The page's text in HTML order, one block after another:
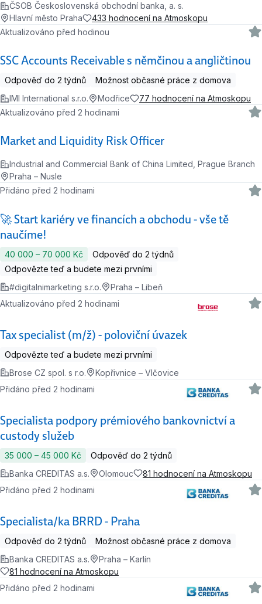
ČSOB Československá obchodní banka, a. s.
Hlavní město Praha
433 hodnocení na Atmoskopu
SSC Accounts Receivable s němčinou a angličtinou
Aktualizováno před hodinou
Odpověď do 2 týdnů
Možnost občasné práce z domova
IMI International s.r.o.
Modřice 77 hodnocení na Atmoskopu
Market and Liquidity Risk Officer
Aktualizováno před 2 hodinami
Industrial and Commercial Bank of China Limited, Prague Branch
Praha – Nusle
🚀 Start kariéry ve financích a obchodu - vše tě
naučíme!
Přidáno před 2 hodinami
40 000 ‍–‍ 70 000 Kč
Odpověď do 2 týdnů
Odpovězte teď a budete mezi prvními
#digitalnimarketing s.r.o.
Praha – Libeň
Tax specialist (m/ž) - poloviční úvazek
Aktualizováno před 2 hodinami
Odpovězte teď a budete mezi prvními
Brose CZ spol. s r.o.
Kopřivnice – Vlčovice
Specialista podpory prémiového bankovnictví a
custody služeb
Přidáno před 2 hodinami
35 000 ‍–‍ 45 000 Kč
Odpověď do 2 týdnů
Banka CREDITAS a.s.
Olomouc 81 hodnocení na Atmoskopu
Specialista/ka BRRD - Praha
Přidáno před 2 hodinami
Odpověď do 2 týdnů
Možnost občasné práce z domova
Banka CREDITAS a.s.
Praha – Karlín
81 hodnocení na Atmoskopu
Přidáno před 2 hodinami